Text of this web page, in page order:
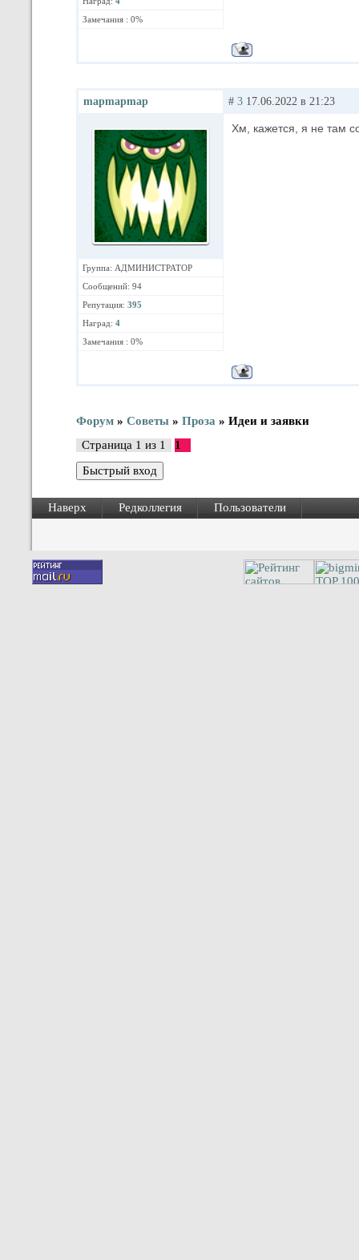
Замечания : 0%
mapmapmap
Группа: АДМИНИСТРАТОР
Сообщений: 94
Репутация: 395
Наград: 4
Замечания : 0%
# 3 17.06.2022 в 21:23
Хм, кажется, я не там
Форум » Советы » Проза » Идеи и заявки
Страница 1 из 1 1
Наверх Редколлегия Пользователи